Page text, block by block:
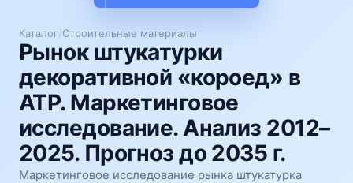
Каталог/Строительные материалы
Рынок штукатурки
декоративной «короед» в
АТР. Маркетинговое
исследование. Анализ 2012–
2025. Прогноз до 2035 г.
Маркетинговое исследование рынка штукатурка